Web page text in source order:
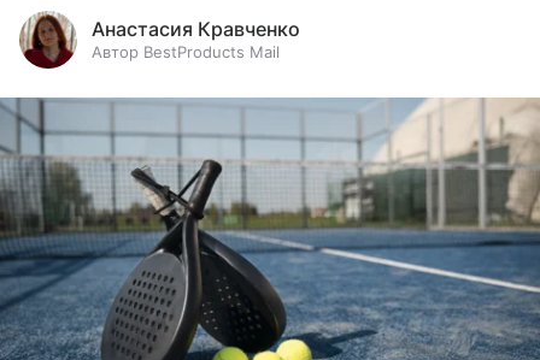
Анастасия Кравченко
Автор BestProducts Mail